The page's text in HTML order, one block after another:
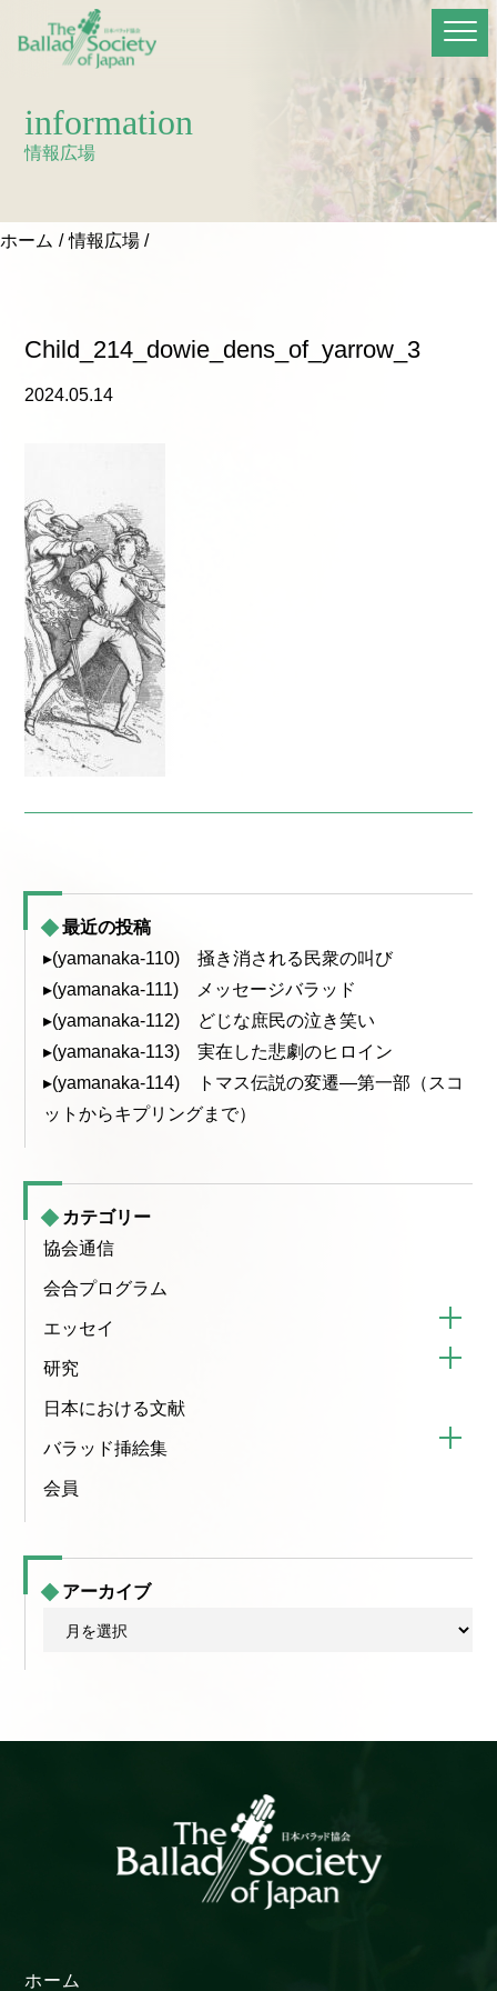
information
情報広場
ホーム 情報広場
Child_214_dowie_dens_of_yarrow_3
2024.05.14
最近の投稿
▸(yamanaka-110) 掻き消される民衆の叫び
▸(yamanaka-111) メッセージバラッド
▸(yamanaka-112) どじな庶民の泣き笑い
▸(yamanaka-113) 実在した悲劇のヒロイン
▸(yamanaka-114) トマス伝説の変遷—第一部（スコ
ットからキプリングまで）
カテゴリー
協会通信
会合プログラム
エッセイ
研究
日本における文献
バラッド挿絵集
会員
アーカイブ
ブ
ホーム